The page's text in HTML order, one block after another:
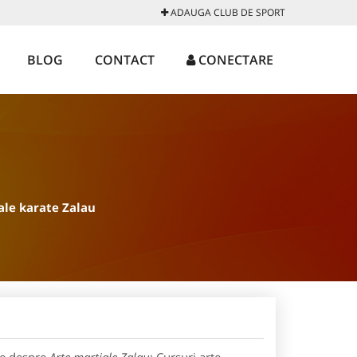
ADAUGA CLUB DE SPORT
BLOG CONTACT CONECTARE
karate Zalau